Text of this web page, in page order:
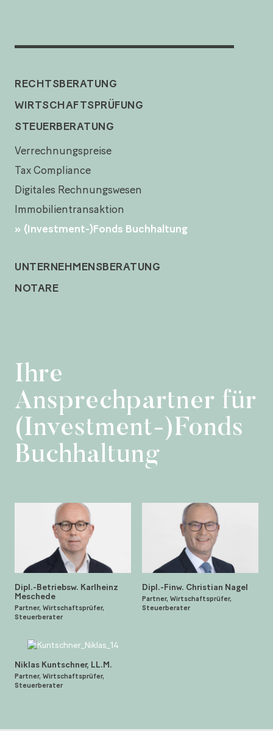
RECHTSBERATUNG
WIRTSCHAFTSPRÜFUNG
STEUERBERATUNG
Verrechnungspreise
Tax Compliance
Digitales Rechnungswesen
Immobilientransaktion
(Investment-)Fonds Buchhaltung
UNTERNEHMENSBERATUNG
NOTARE
Ihre
Ansprechpartner für
(Investment-)Fonds
Buchhaltung
Dipl.-Betriebsw. Karlheinz
Meschede
Partner, Wirtschaftsprüfer,
Steuerberater
Dipl.-Finw. Christian Nagel
Partner, Wirtschaftsprüfer,
Steuerberater
Niklas Kuntschner, LL.M.
Partner, Wirtschaftsprüfer,
Steuerberater